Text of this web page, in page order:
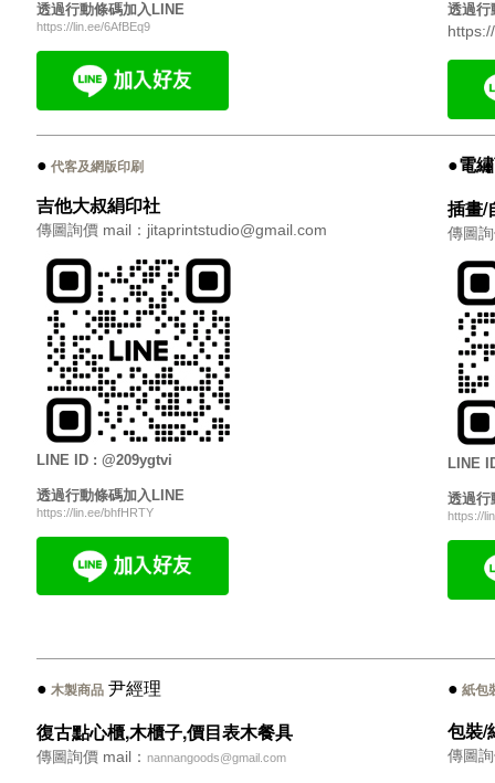
透過行動條碼加入 LINE
https://lin.ee/6AfBEq9
透過行
● 代客及網版印刷
吉他大叔絹印社
傳圖詢價 mail：jitaprintstudio@gmail.com
●電
插畫/
傳圖
LINE ID : @209ygtvi
透過行動條碼加入 LINE
https://lin.ee/bhfHRTY
LINE
透過行
https://
● 木製商品 尹經理
復古點心櫃,木櫃子,價目表木餐具
傳圖詢價 mail： nannangoods@gmail.com
● 紙包
包裝/
傳圖